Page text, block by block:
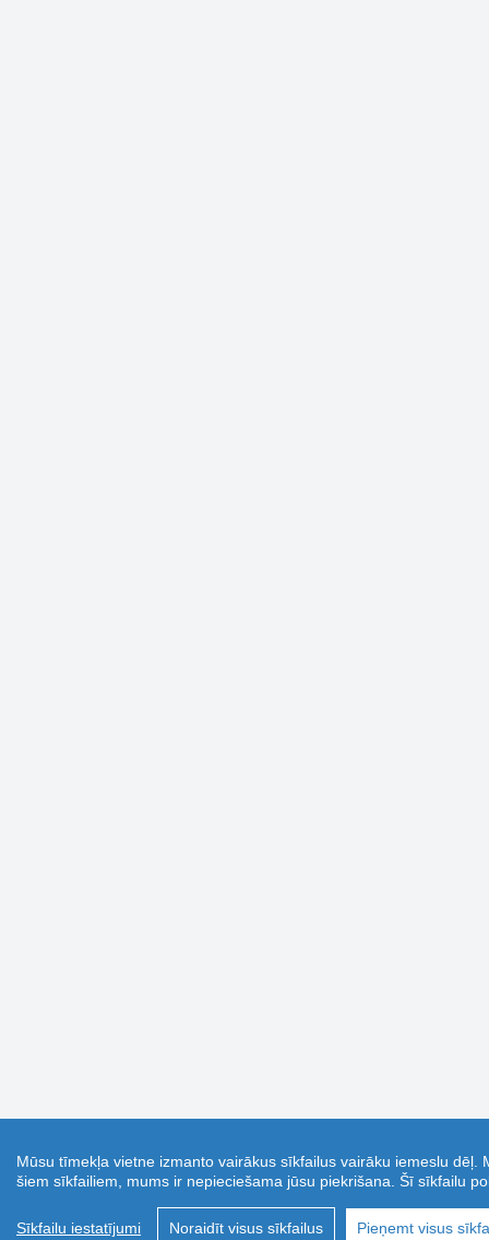
Mūsu tīmekļa vietne izmanto vairākus sīkfailus vairāku iemeslu
šiem sīkfailiem, mums ir nepieciešama jūsu piekrišana. Šī sīkfailu
Sīkfailu iestatījumi Noraidīt visus sīkfailus Pieņemt visus